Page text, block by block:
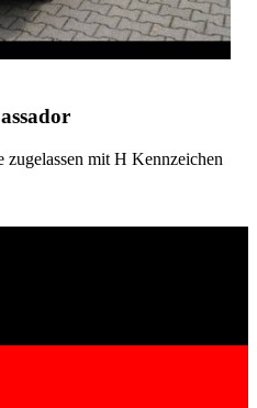
mit H Kennzeichen